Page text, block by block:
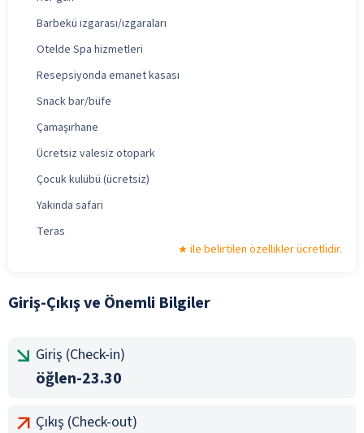
Barbekü ızgarası/ızgaraları
Otelde Spa hizmetleri
Resepsiyonda emanet kasası
Snack bar/büfe
Çamaşırhane
Ücretsiz valesiz otopark
Çocuk kulübü (ücretsiz)
Yakında safari
Teras
ile belirtilen özellikler ücretlidir.
Giriş-Çıkış ve Önemli Bilgiler
Giriş (Check-in)
öğlen-23.30
Çıkış (Check-out)